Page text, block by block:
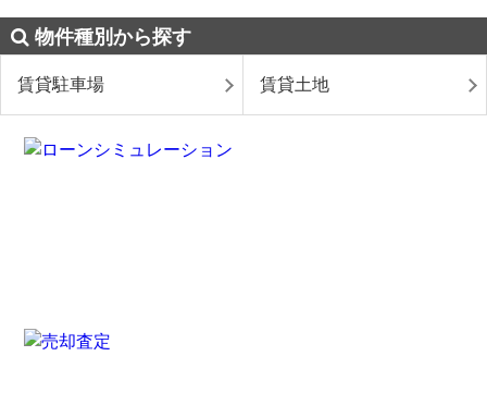
物件種別から探す
賃貸駐車場 賃貸土地